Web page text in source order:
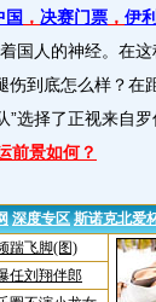
国 ， 决赛门票 ， 伊
国人的神经。在这
到底怎么样？在
”选择了正视来自
前景如何？